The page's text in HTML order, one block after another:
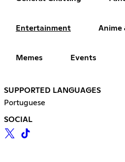
Entertainment Anime
Memes Events
SUPPORTED LANGUAGES
Portuguese
SOCIAL